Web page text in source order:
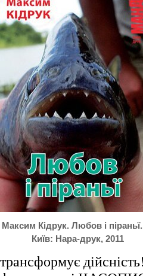
Максим Кідрук. Любов і
Київ: Нара-друк, 2011
трансформує